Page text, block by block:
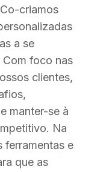
criamos
a se
Com foco nas
clientes,
manter-se à
Na
ferramentas e
que as